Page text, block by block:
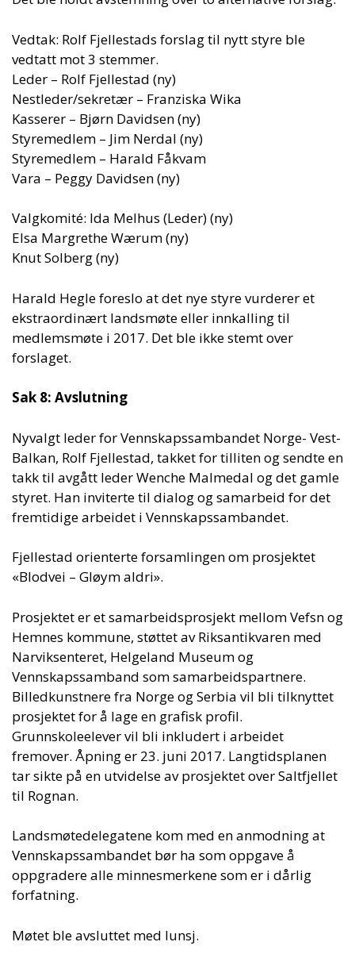
Vedtak: Rolf Fjellestads forslag til nytt styre ble
vedtatt mot 3 stemmer.
Leder – Rolf Fjellestad (ny)
Nestleder/sekretær – Franziska Wika
Kasserer – Bjørn Davidsen (ny)
Styremedlem – Jim Nerdal (ny)
Styremedlem – Harald Fåkvam
Vara – Peggy Davidsen (ny)
Valgkomité: Ida Melhus (Leder) (ny)
Elsa Margrethe Wærum (ny)
Knut Solberg (ny)
Harald Hegle foreslo at det nye styre vurderer et
ekstraordinært landsmøte eller innkalling til
medlemsmøte i 2017. Det ble ikke stemt over
forslaget.
Sak 8: Avslutning
Nyvalgt leder for Vennskapssambandet Norge- Vest-
Balkan, Rolf Fjellestad, takket for tilliten og sendte en
takk til avgått leder Wenche Malmedal og det gamle
styret. Han inviterte til dialog og samarbeid for det
fremtidige arbeidet i Vennskapssambandet.
Fjellestad orienterte forsamlingen om prosjektet
«Blodvei – Gløym aldri».
Prosjektet er et samarbeidsprosjekt mellom Vefsn og
Hemnes kommune, støttet av Riksantikvaren med
Narviksenteret, Helgeland Museum og
Vennskapssamband som samarbeidspartnere.
Billedkunstnere fra Norge og Serbia vil bli tilknyttet
prosjektet for å lage en grafisk profil.
Grunnskoleelever vil bli inkludert i arbeidet
fremover. Åpning er 23. juni 2017. Langtidsplanen
tar sikte på en utvidelse av prosjektet over Saltfjellet
til Rognan.
Landsmøtedelegatene kom med en anmodning at
Vennskapssambandet bør ha som oppgave å
oppgradere alle minnesmerkene som er i dårlig
forfatning.
Møtet ble avsluttet med lunsj.